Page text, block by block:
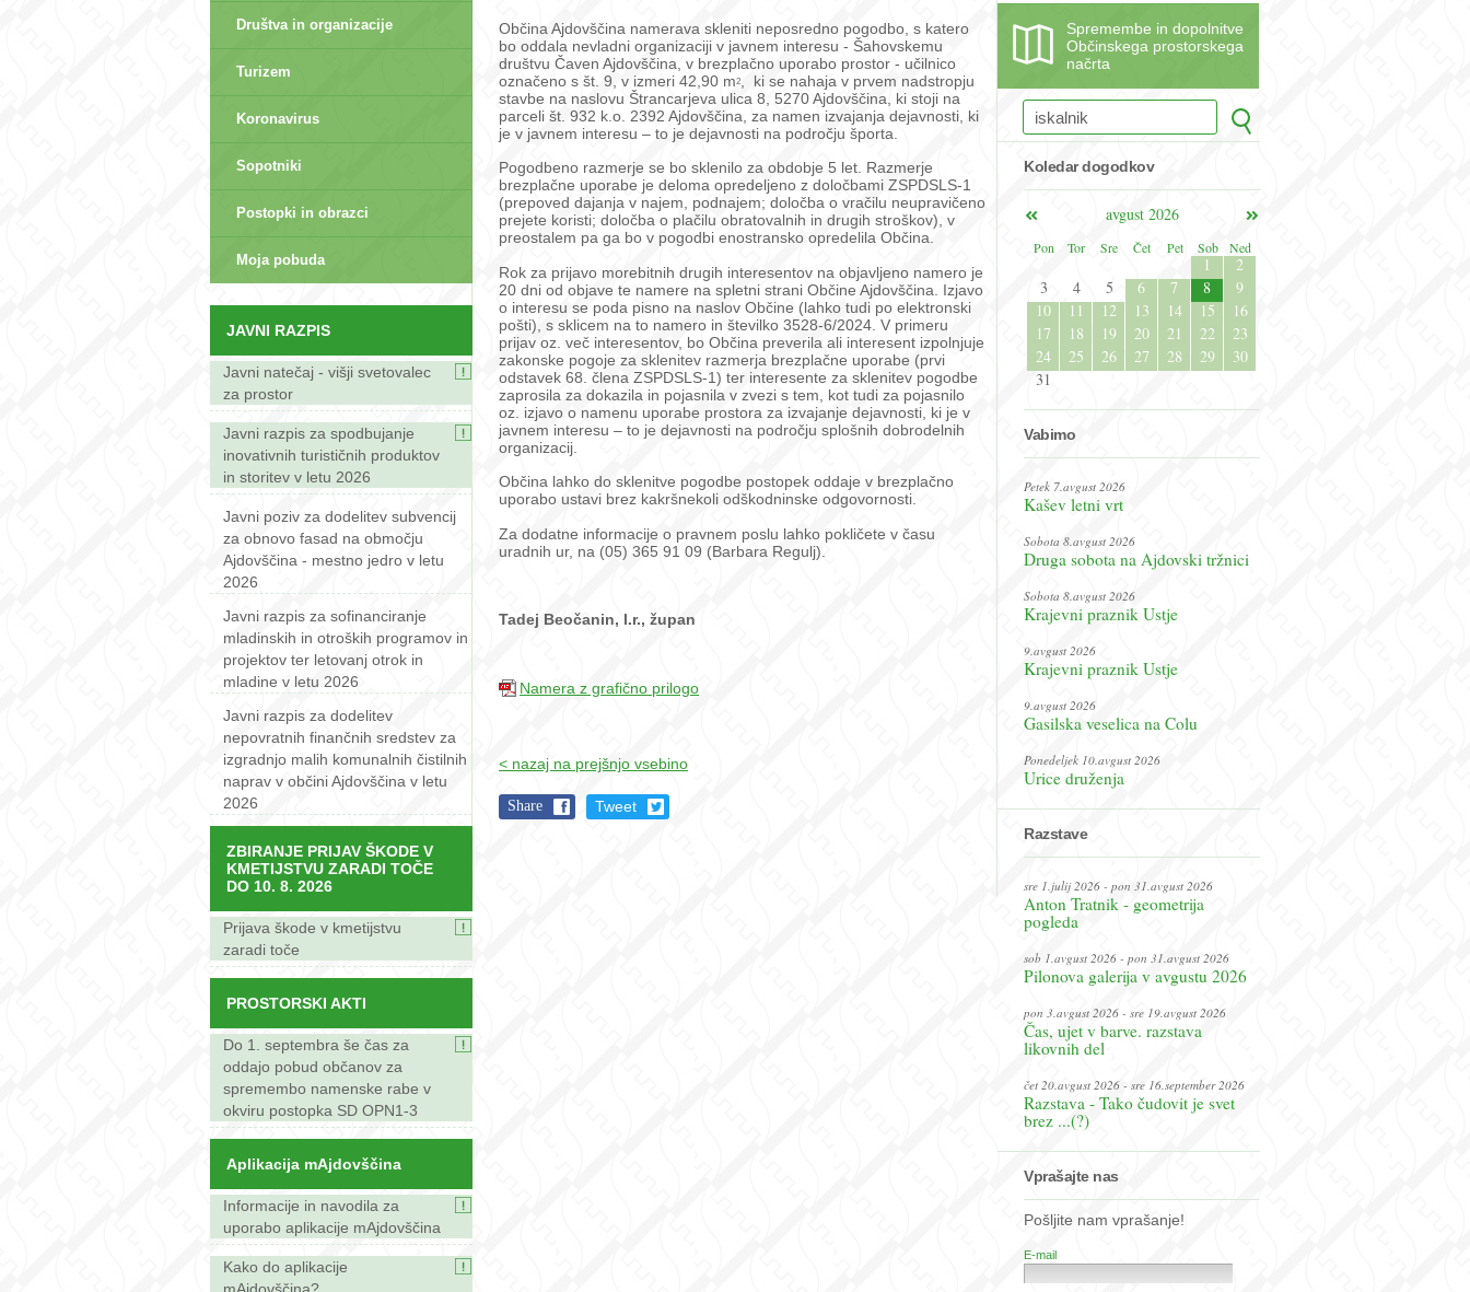
Društva in organizacije
Turizem
Koronavirus
Sopotniki
Postopki in obrazci
Moja pobuda
JAVNI RAZPIS
Javni natečaj - višji svetovalec
za prostor
Javni razpis za spodbujanje
inovativnih turističnih produktov
in storitev v letu 2026
Javni poziv za dodelitev subvencij
za obnovo fasad na območju
Ajdovščina - mestno jedro v letu
2026
Javni razpis za sofinanciranje
mladinskih in otroških programov in
projektov ter letovanj otrok in
mladine v letu 2026
Javni razpis za dodelitev
nepovratnih finančnih sredstev za
izgradnjo malih komunalnih čistilnih
naprav v občini Ajdovščina v letu
2026
ZBIRANJE PRIJAV ŠKODE V
KMETIJSTVU ZARADI TOČE
DO 10. 8. 2026
Prijava škode v kmetijstvu
zaradi toče
PROSTORSKI AKTI
Do 1. septembra še čas za
oddajo pobud občanov za
spremembo namenske rabe v
okviru postopka SD OPN1-3
Aplikacija mAjdovščina
Informacije in navodila za
uporabo aplikacije mAjdovščina
Kako do aplikacije
Občina Ajdovščina namerava skleniti neposredno pogodbo, s katero
bo oddala nevladni organizaciji v javnem interesu - Šahovskemu
društvu Čaven Ajdovščina, v brezplačno uporabo prostor - učilnico
označeno s št. 9, v izmeri 42,90 m2
, ki se nahaja v prvem nadstropju
stavbe na naslovu Štrancarjeva ulica 8, 5270 Ajdovščina, ki stoji na
parceli št. 932 k.o. 2392 Ajdovščina, za namen izvajanja dejavnosti, ki
je v javnem interesu – to je dejavnosti na področju športa.
Pogodbeno razmerje se bo sklenilo za obdobje 5 let. Razmerje
brezplačne uporabe je deloma opredeljeno z določbami ZSPDSLS-1
(prepoved dajanja v najem, podnajem; določba o vračilu neupravičeno
prejete koristi; določba o plačilu obratovalnih in drugih stroškov), v
preostalem pa ga bo v pogodbi enostransko opredelila Občina.
Rok za prijavo morebitnih drugih interesentov na objavljeno namero je
20 dni od objave te namere na spletni strani Občine Ajdovščina. Izjavo
o interesu se poda pisno na naslov Občine (lahko tudi po elektronski
pošti), s sklicem na to namero in številko 3528-6/2024. V primeru
prijav oz. več interesentov, bo Občina preverila ali interesent izpolnjuje
zakonske pogoje za sklenitev razmerja brezplačne uporabe (prvi
odstavek 68. člena ZSPDSLS-1) ter interesente za sklenitev pogodbe
zaprosila za dokazila in pojasnila v zvezi s tem, kot tudi za pojasnilo
oz. izjavo o namenu uporabe prostora za izvajanje dejavnosti, ki je v
javnem interesu – to je dejavnosti na področju splošnih dobrodelnih
organizacij.
Občina lahko do sklenitve pogodbe postopek oddaje v brezplačno
uporabo ustavi brez kakršnekoli odškodninske odgovornosti.
Za dodatne informacije o pravnem poslu lahko pokličete v času
uradnih ur, na (05) 365 91 09 (Barbara Regulj).
Tadej Beočanin, l.r., župan
Namera z grafično prilogo
< nazaj na prejšnjo vsebino
Share Tweet
Spremembe in dopolnitve
Občinskega prostorskega
načrta
Koledar dogodkov
avgust 2026
Pon
Tor Sre Čet Pet Sob Ned
1
2
3
4 5 6 7 8
9
10
11 12 13 14 15
16
17
18 19 20 21 22
23
24
25 26 27 28 29
30
31
Vabimo
Petek 7.avgust 2026
Kašev letni vrt
Sobota 8.avgust 2026
Druga sobota na Ajdovski tržnici
Sobota 8.avgust 2026
Krajevni praznik Ustje
9.avgust 2026
Krajevni praznik Ustje
9.avgust 2026
Gasilska veselica na Colu
Ponedeljek 10.avgust 2026
Urice druženja
Razstave
sre 1.julij 2026 - pon 31.avgust 2026
Anton Tratnik - geometrija
pogleda
sob 1.avgust 2026 - pon 31.avgust 2026
Pilonova galerija v avgustu 2026
pon 3.avgust 2026 - sre 19.avgust 2026
Čas, ujet v barve. razstava
likovnih del
čet 20.avgust 2026 - sre 16.september 2026
Razstava - Tako čudovit je svet
brez ...(?)
Vprašajte nas
Pošljite nam vprašanje!
E-mail